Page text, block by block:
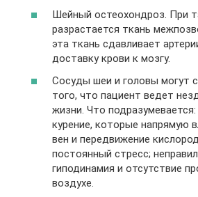
Шейный остеохондроз. При
разрастается ткань
эта ткань сдавливает
доставку крови к мозгу.
Сосуды шеи и головы могут
того, что пациент ведет
жизни. Что
курение, которые напрямую
вен и передвижение
постоянный стресс;
гиподинамия и отсутствие
воздухе.